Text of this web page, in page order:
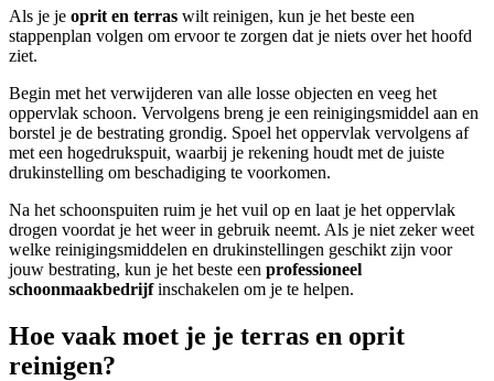
Als je je oprit en terras wilt reinigen, kun je het beste een
stappenplan volgen om ervoor te zorgen dat je niets over het hoofd
ziet.
Begin met het verwijderen van alle losse objecten en veeg het
oppervlak schoon. Vervolgens breng je een reinigingsmiddel aan en
borstel je de bestrating grondig. Spoel het oppervlak vervolgens af
met een hogedrukspuit, waarbij je rekening houdt met de juiste
drukinstelling om beschadiging te voorkomen.
Na het schoonspuiten ruim je het vuil op en laat je het oppervlak
drogen voordat je het weer in gebruik neemt. Als je niet zeker weet
welke reinigingsmiddelen en drukinstellingen geschikt zijn voor
jouw bestrating, kun je het beste een professioneel
schoonmaakbedrijfinschakelen om je te helpen.
Hoe vaak moet je je terras en oprit
reinigen?